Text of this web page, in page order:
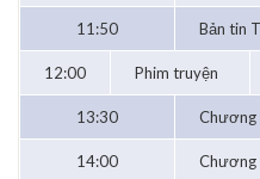
11:50 Bản tin
12:00 Phim truyện
13:30 Chương
14:00 Chương